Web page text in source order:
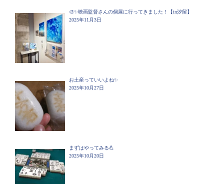
🎨✨映画監督さんの個展に行ってきました！【in汐留】
2025年11月3日
お土産っていいよね✨
2025年10月27日
まずはやってみる💪
2025年10月20日